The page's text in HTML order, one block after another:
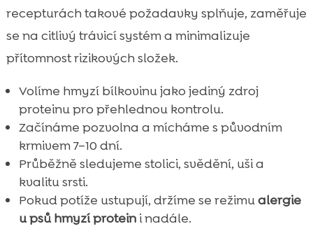
recepturách takové požadavky splňuje, zaměřuje
se na citlivý trávicí systém a minimalizuje
přítomnost rizikových složek.
Volíme hmyzí bílkovinu jako jediný zdroj
proteinu pro přehlednou kontrolu.
Začínáme pozvolna a mícháme s původním
krmivem 7–10 dní.
Průběžně sledujeme stolici, svědění, uši a
kvalitu srsti.
Pokud potíže ustupují, držíme se režimualergie
u psů hmyzí proteini nadále.